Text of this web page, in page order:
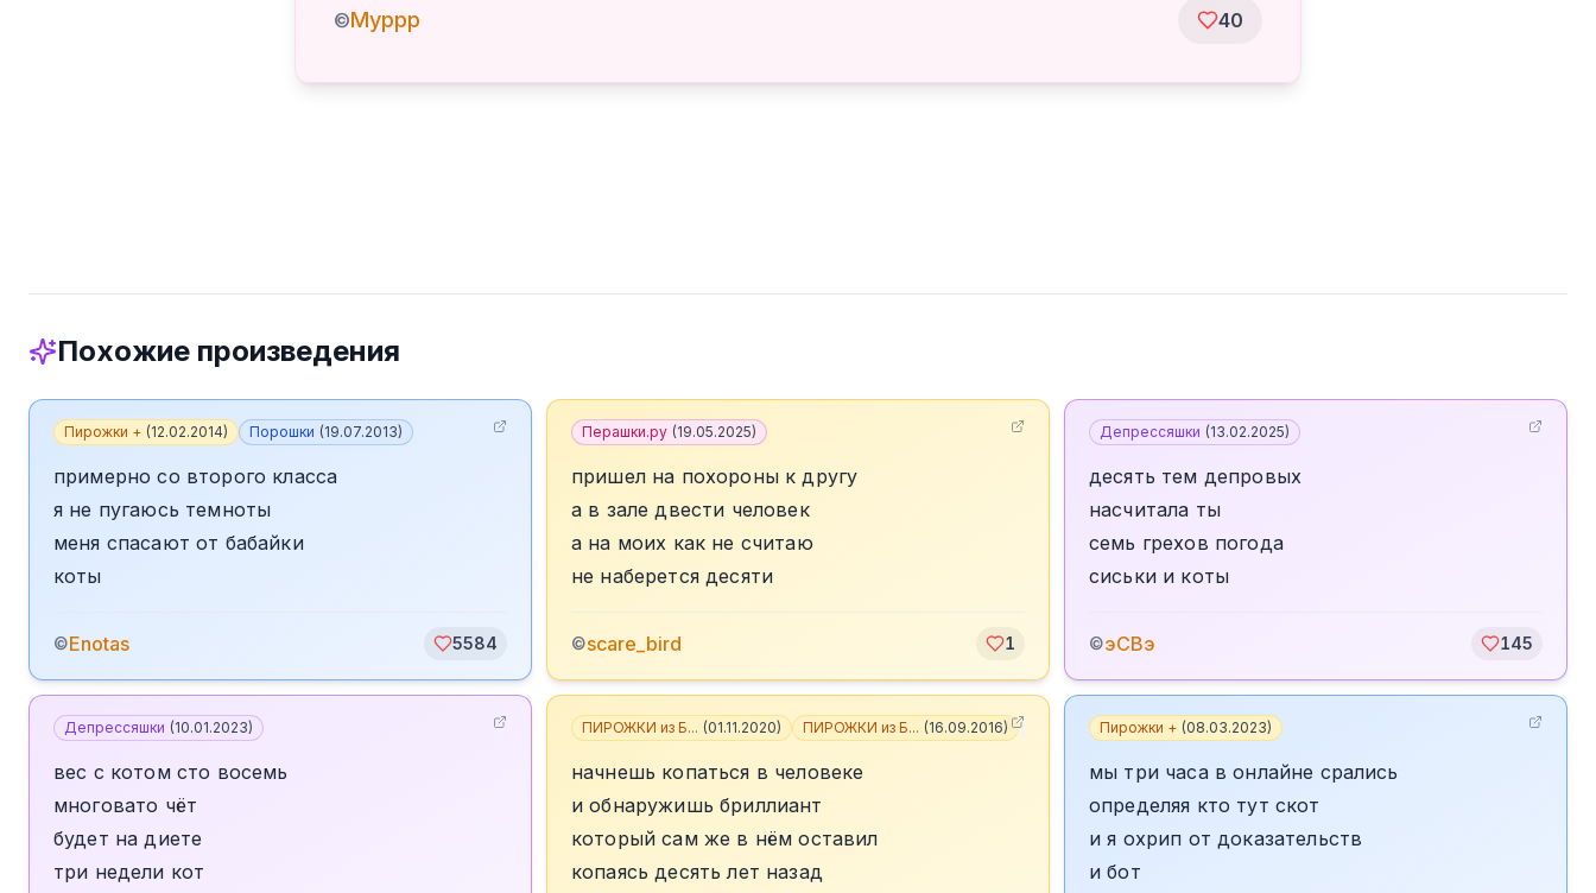
©Муррр 40
Похожие произведения
Пирожки + (12.02.2014) Порошки (19.07.2013)
примерно со второго класса
я не пугаюсь темноты
меня спасают от бабайки
коты
©Enotas 5584
Перашки.ру (19.05.2025)
пришел на похороны к другу
а в зале двести человек
а на моих как не считаю
не наберется десяти
©scare_bird 1
Депрессяшки (13.02.2025)
десять тем депровых
насчитала ты
семь грехов погода
сиськи и коты
©эСВэ 145
Депрессяшки (10.01.2023)
вес с котом сто восемь
многовато чёт
будет на диете
три недели кот
ПИРОЖКИ из Б... (01.11.2020) ПИРОЖКИ из Б... (16.09.2016)
начнешь копаться в человеке
и обнаружишь бриллиант
который сам же в нём оставил
копаясь десять лет назад
Пирожки + (08.03.2023)
мы три часа в онлайне срались
определяя кто тут скот
и я охрип от доказательств
и бот